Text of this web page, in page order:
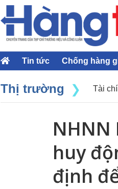
Tin tức Chống hàng
Thị trường Tài
NHNN
huy
định